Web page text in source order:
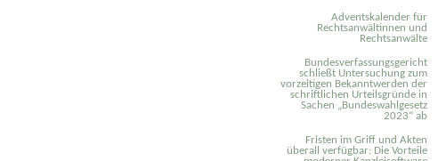
Adventskalender für
Rechtsanwältinnen und
Rechtsanwälte
Bundesverfassungsgericht
schließt Untersuchung zum
vorzeitigen Bekanntwerden der
schriftlichen Urteilsgründe in
Sachen „Bundeswahlgesetz
2023“ ab
Fristen im Griff und Akten
überall verfügbar: Die Vorteile